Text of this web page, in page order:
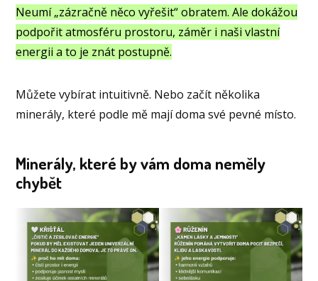
Neumí „zázračně něco vyřešit“ obratem. Ale dokážou
podpořit atmosféru prostoru, záměr i naši vlastní
energii a to je znát postupně.
Můžete vybírat intuitivně. Nebo začít několika
minerály, které podle mě mají doma své pevné místo.
Minerály, které by vám doma neměly
chybět